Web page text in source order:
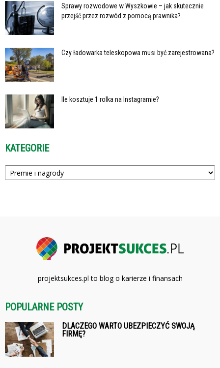
Sprawy rozwodowe w Wyszkowie – jak skutecznie
przejść przez rozwód z pomocą prawnika?
Czy ładowarka teleskopowa musi być zarejestrowana?
Ile kosztuje 1 rolka na Instagramie?
KATEGORIE
Kategorie
projektsukces.pl to blog o karierze i finansach
POPULARNE POSTY
DLACZEGO WARTO UBEZPIECZYĆ SWOJĄ
FIRMĘ?